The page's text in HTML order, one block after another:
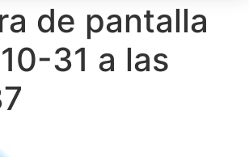
de pantalla
31 a las